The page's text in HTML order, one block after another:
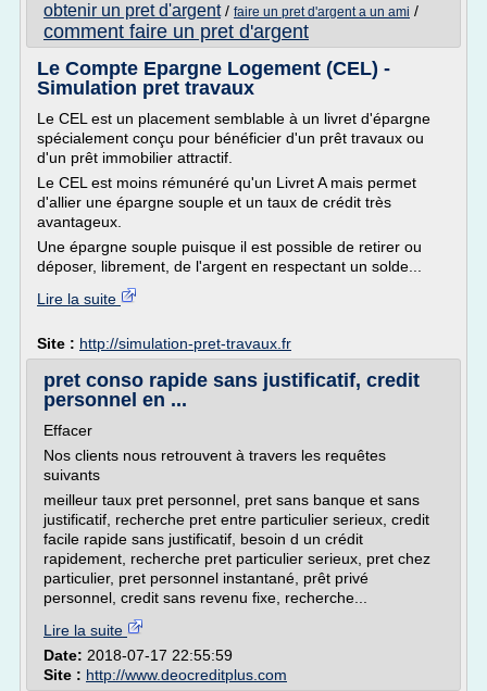
obtenir un pret d'argent/ faire un pret d'argent a un ami /
comment faire un pret d'argent
Le Compte Epargne Logement (CEL) -
Simulation pret travaux
Le CEL est un placement semblable à un livret d'épargne
spécialement conçu pour bénéficier d'un prêt travaux ou
d'un prêt immobilier attractif.
Le CEL est moins rémunéré qu'un Livret A mais permet
d'allier une épargne souple et un taux de crédit très
avantageux.
Une épargne souple puisque il est possible de retirer ou
déposer, librement, de l'argent en respectant un solde...
Lire la suite
Site : http://simulation-pret-travaux.fr
pret conso rapide sans justificatif, credit
personnel en ...
Effacer
Nos clients nous retrouvent à travers les requêtes
suivants
meilleur taux pret personnel, pret sans banque et sans
justificatif, recherche pret entre particulier serieux, credit
facile rapide sans justificatif, besoin d un crédit
rapidement, recherche pret particulier serieux, pret chez
particulier, pret personnel instantané, prêt privé
personnel, credit sans revenu fixe, recherche...
Lire la suite
Date: 2018-07-17 22:55:59
Site : http://www.deocreditplus.com